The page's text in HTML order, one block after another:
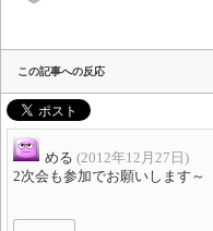
この記事への反応
める (2012年12月27日)
2次会も参加でお願いします～